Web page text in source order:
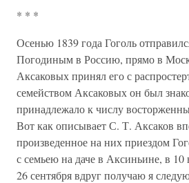
* * *
Осенью 1839 года Гоголь
Погодиным в Россию, прямо в
Аксаковых принял его с
семейством Аксаковых он был
принадлежало к числу
Вот как описывает С. Т. Аксаков
произведенное на них приездом
с семьею на даче в Аксиньине, в 10
26 сентября вдруг получаю я